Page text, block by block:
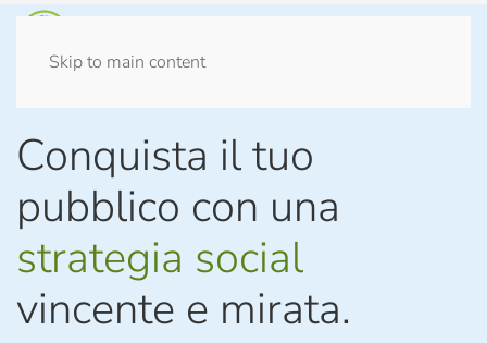
Skip to main content
Conquista il tuo
pubblico con una
strategia social
vincente e mirata.